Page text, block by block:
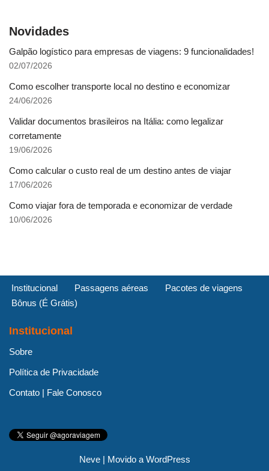
Novidades
Galpão logístico para empresas de viagens: 9 funcionalidades!
02/07/2026
Como escolher transporte local no destino e economizar
24/06/2026
Validar documentos brasileiros na Itália: como legalizar
corretamente
19/06/2026
Como calcular o custo real de um destino antes de viajar
17/06/2026
Como viajar fora de temporada e economizar de verdade
10/06/2026
Institucional Passagens aéreas
Pacotes de viagens
Bônus (É Grátis)
Institucional
Sobre
Política de Privacidade
Contato | Fale Conosco
Neve| Movido a WordPress